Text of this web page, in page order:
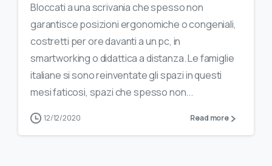
Bloccati a una scrivania che spesso non
garantisce posizioni ergonomiche o congeniali,
costretti per ore davanti a un pc, in
smartworking o didattica a distanza. Le famiglie
italiane si sono reinventate gli spazi in questi
mesi faticosi, spazi che spesso non...
12/12/2020 Read more